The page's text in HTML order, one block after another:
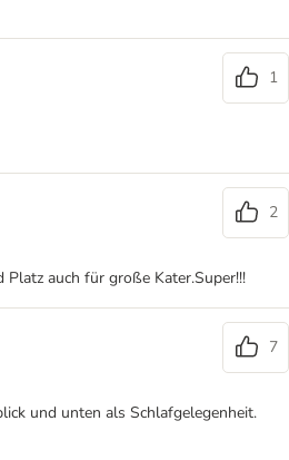
1
2
auch für große Kater.Super!!!
7
und unten als Schlafgelegenheit.